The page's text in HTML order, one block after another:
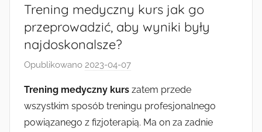
Trening medyczny kurs jak go
przeprowadzić, aby wyniki były
najdoskonalsze?
Opublikowano 2023-04-07
z
e
z
Trening medyczny kurs zatem przede
wszystkim sposób treningu profesjonalnego
powiązanego z fizjoterapią. Ma on za zadnie